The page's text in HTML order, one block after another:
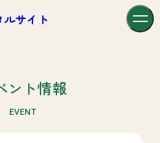
サイト
ント情報
EVENT